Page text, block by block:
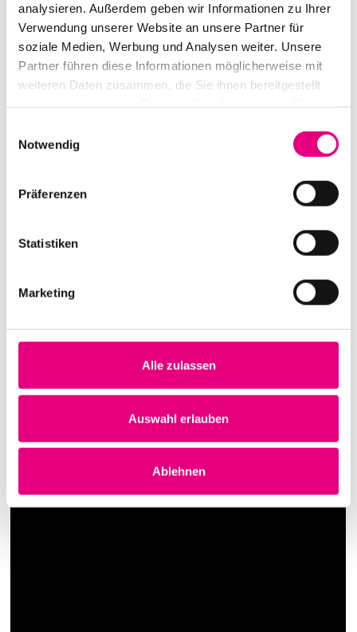
analysieren. Außerdem geben wir Informationen zu Ihrer
Verwendung unserer Website an unsere Partner für
soziale Medien, Werbung und Analysen weiter. Unsere
Partner führen diese Informationen möglicherweise mit
weiteren Daten zusammen, die Sie ihnen bereitgestellt
Notwendig
Präferenzen
Statistiken
Marketing
Alle zulassen
Auswahl erlauben
Ablehnen